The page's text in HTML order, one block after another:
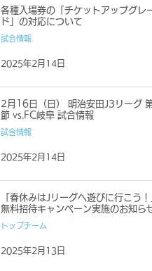
各種入場券の「チケットアップグレー
ド」の対応について
試合情報
2025年2月14日
2月16日（日） 明治安田J3リーグ
節 vs.FC岐阜 試合情報
試合情報
2025年2月14日
「春休みはJリーグへ遊びに行こう！
無料招待キャンペーン実施のお知らせ
トップチーム
2025年2月13日